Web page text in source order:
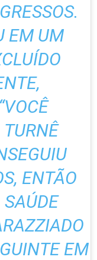
EM UM
ENTÃO
EM